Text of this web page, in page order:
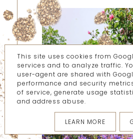
This site uses cookies from
services and to analyze traffic.
user-agent are shared with
performance and security
of service, generate usage
and address abuse.
LEARN MORE